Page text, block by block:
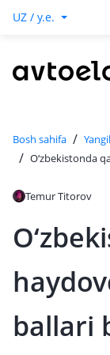
UZ / y.e.
Bosh sahifa /
/ O‘zbekistonda
Temur Titorov
ballari